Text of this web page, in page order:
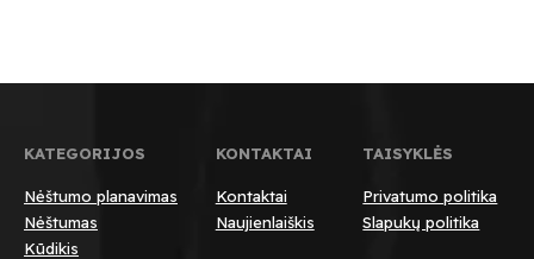
KATEGORIJOS
Nėštumo planavimas
Nėštumas
Kūdikis
KONTAKTAI
Kontaktai
Naujienlaiškis
TAISYKLĖS
Privatumo politika
Slapukų politika